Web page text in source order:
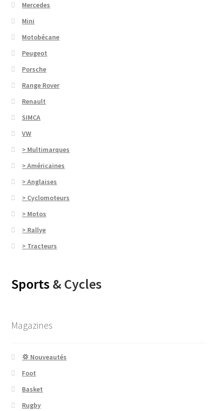
Mercedes
Mini
Motobécane
Peugeot
Porsche
Range Rover
Renault
SIMCA
VW
> Multimarques
> Américaines
> Anglaises
> Cyclomoteurs
> Motos
> Rallye
> Tracteurs
Sports & Cycles
Magazines
💢 Nouveautés
Foot
Basket
Rugby